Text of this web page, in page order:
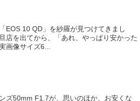
EOS 10 QD」を紗羅が見つけてきまし
店を出てから、「あれ、やっぱり安かった
画像サイズ6...
ズ50mm F1.7が、思いのほか、お安くな